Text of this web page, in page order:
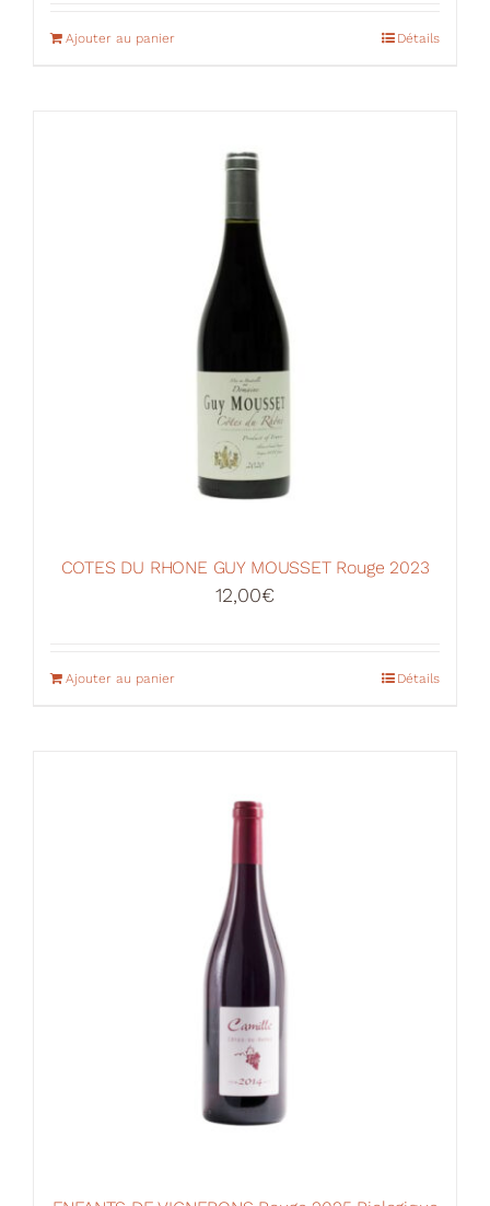
Ajouter au panier Détails
COTES DU RHONE GUY MOUSSET Rouge 2023
12,00€
Ajouter au panier Détails